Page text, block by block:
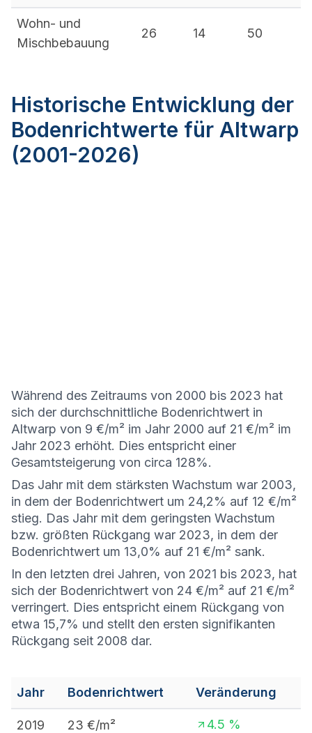
Wohn- und
Mischbebauung
26 14 50
Historische Entwicklung der
Bodenrichtwerte für Altwarp
(2001-2026)
Während des Zeitraums von 2000 bis 2023 hat
sich der durchschnittliche Bodenrichtwert in
Altwarp von 9 €/m² im Jahr 2000 auf 21 €/m² im
Jahr 2023 erhöht. Dies entspricht einer
Gesamtsteigerung von circa 128%.
Das Jahr mit dem stärksten Wachstum war 2003,
in dem der Bodenrichtwert um 24,2% auf 12 €/m²
stieg. Das Jahr mit dem geringsten Wachstum
bzw. größten Rückgang war 2023, in dem der
Bodenrichtwert um 13,0% auf 21 €/m² sank.
In den letzten drei Jahren, von 2021 bis 2023, hat
sich der Bodenrichtwert von 24 €/m² auf 21 €/m²
verringert. Dies entspricht einem Rückgang von
etwa 15,7% und stellt den ersten signifikanten
Rückgang seit 2008 dar.
Jahr Bodenrichtwert Veränderung
2019 23 €/m² 4.5 %